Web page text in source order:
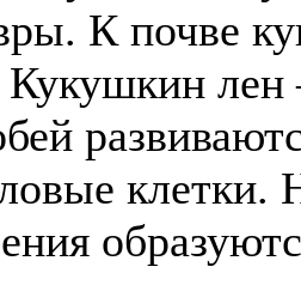
К почве
лен
клетки.